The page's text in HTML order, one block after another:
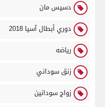
دسيس مان
دوري أبطال آسيا 2018
رياضه
زنق سوداني
زواج سودانين